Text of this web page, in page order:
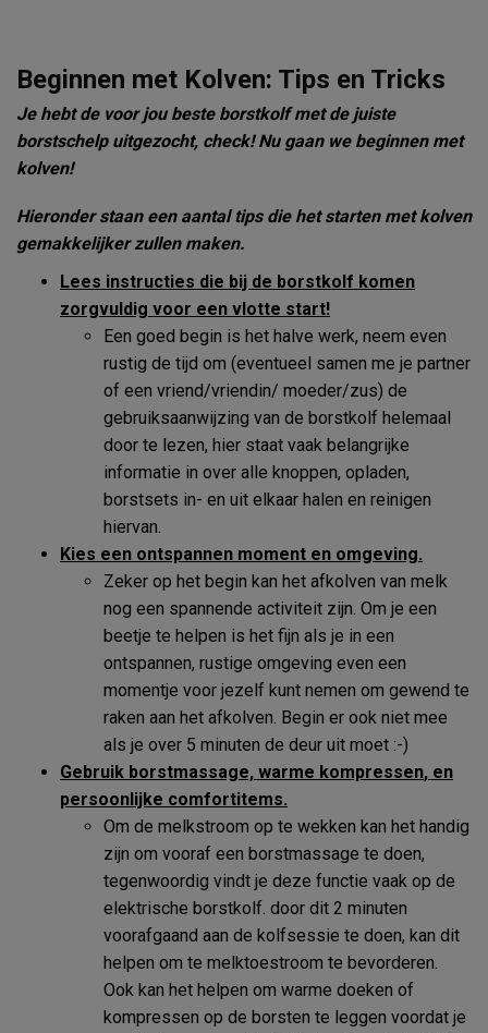
Beginnen met Kolven: Tips en Tricks
Je hebt de voor jou beste borstkolf met de juiste
borstschelp uitgezocht, check!Nu gaan we beginnen met
kolven!
Hieronder staan een aantal tips die het starten met kolven
gemakkelijker zullen maken.
Lees instructies die bij de borstkolf komen
zorgvuldig voor een vlotte start!
Een goed begin is het halve werk, neem even
rustig de tijd om (eventueel samen me je partner
of een vriend/vriendin/ moeder/zus) de
gebruiksaanwijzing van de borstkolf helemaal
door te lezen, hier staat vaak belangrijke
informatie in over alle knoppen, opladen,
borstsets in- en uit elkaar halen en reinigen
hiervan.
Kies een ontspannen moment en omgeving.
Zeker op het begin kan het afkolven van melk
nog een spannende activiteit zijn. Om je een
beetje te helpen is het fijn als je in een
ontspannen, rustige omgeving even een
momentje voor jezelf kunt nemen om gewend te
raken aan het afkolven. Begin er ook niet mee
als je over 5 minuten de deur uit moet :-)
Gebruik borstmassage, warme kompressen, en
persoonlijke comfortitems.
Om de melkstroom op te wekken kan het handig
zijn om vooraf een borstmassage te doen,
tegenwoordig vindt je deze functie vaak op de
elektrische borstkolf. door dit 2 minuten
voorafgaand aan de kolfsessie te doen, kan dit
helpen om te melktoestroom te bevorderen.
Ook kan het helpen om warme doeken of
kompressen op de borsten te leggen voordat je